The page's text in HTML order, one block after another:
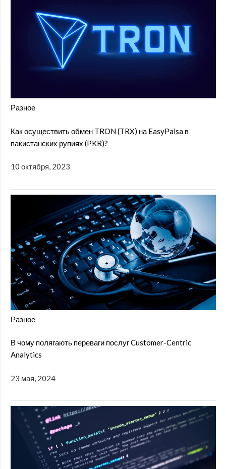
Разное
Как осуществить обмен TRON (TRX) на EasyPaisa в
пакистанских рупиях (PKR)?
10 октября, 2023
Разное
В чому полягають переваги послуг Customer-Centric
Analytics
23 мая, 2024